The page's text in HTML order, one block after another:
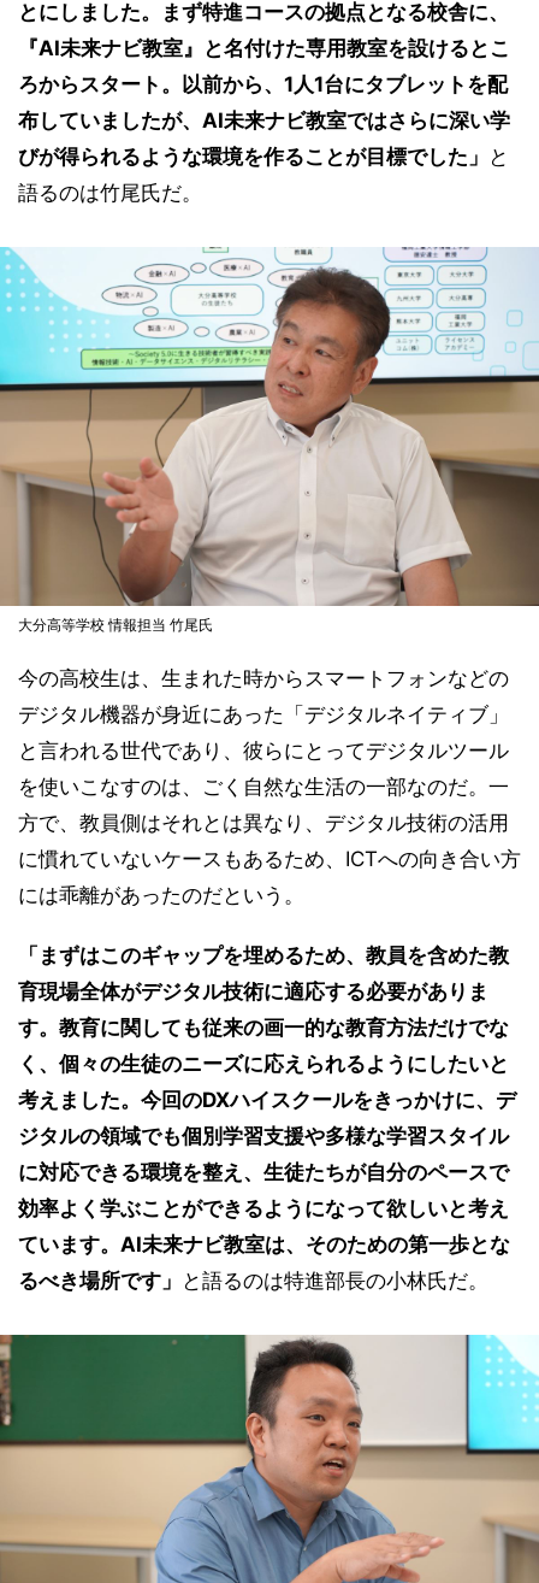
とにしました。まず特進コースの拠点となる校舎に、
『AI未来ナビ教室』と名付けた専用教室を設けるとこ
ろからスタート。以前から、1人1台にタブレットを配
布していましたが、AI未来ナビ教室ではさらに深い学
びが得られるような環境を作ることが目標でした」 と
語るのは竹尾氏だ。
大分高等学校 情報担当 竹尾氏
今の高校生は、生まれた時からスマートフォンなどの
デジタル機器が身近にあった「デジタルネイティブ」
と言われる世代であり、彼らにとってデジタルツール
を使いこなすのは、ごく自然な生活の一部なのだ。一
方で、教員側はそれとは異なり、デジタル技術の活用
に慣れていないケースもあるため、ICTへの向き合い方
には乖離があったのだという。
「まずはこのギャップを埋めるため、教員を含めた教
育現場全体がデジタル技術に適応する必要がありま
す。教育に関しても従来の画一的な教育方法だけでな
く、個々の生徒のニーズに応えられるようにしたいと
考えました。今回のDXハイスクールをきっかけに、デ
ジタルの領域でも個別学習支援や多様な学習スタイル
に対応できる環境を整え、生徒たちが自分のペースで
効率よく学ぶことができるようになって欲しいと考え
ています。AI未来ナビ教室は、そのための第一歩とな
るべき場所です」 と語るのは特進部長の小林氏だ。